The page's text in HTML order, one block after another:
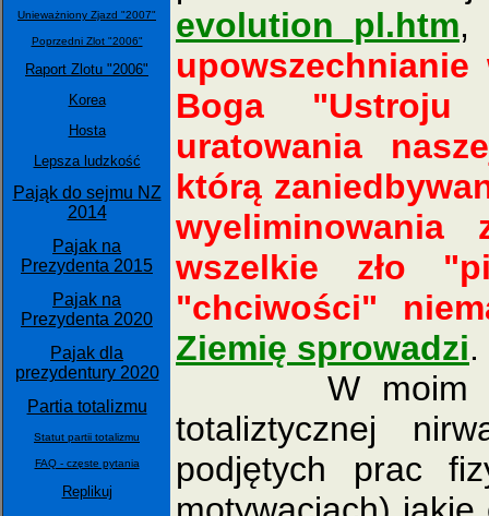
Unieważniony Zjazd "2007"
Poprzedni Zlot "2006"
Raport Zlotu "2006"
Korea
Hosta
Lepsza ludzkość
Pająk do sejmu NZ
2014
Pajak na
Prezydenta 2015
Pajak na
Prezydenta 2020
Pajak dla
prezydentury 2020
Partia totalizmu
Statut partii totalizmu
FAQ - częste pytania
Replikuj
evolution_pl.htm,
Boga "Ustroju
uratowania
którą
wyeliminowania
wszelkie zło
"chciwości"
Ziemię sprowadzi.
W moim
totaliztycznej
podjętych prac